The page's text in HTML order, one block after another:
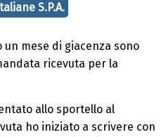
S.P.A.
un mese di giacenza sono
ricevuta per la
allo sportello al
ho iniziato a scrivere con